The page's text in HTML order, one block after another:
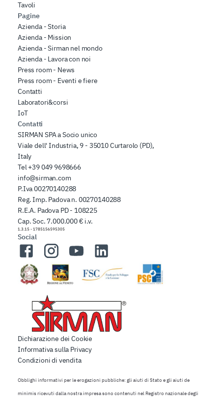
Tavoli
Pagine
Azienda - Storia
Azienda - Mission
Azienda - Sirman nel mondo
Azienda - Lavora con noi
Press room - News
Press room - Eventi e fiere
Contatti
Laboratori&corsi
IoT
Contatti
SIRMAN SPA a Socio unico
Viale dell' Industria, 9 - 35010 Curtarolo (PD),
Italy
Tel+39 049 9698666
info@sirman.com
P.Iva 00270140288
Reg. Imp. Padova n. 00270140288
R.E.A. Padova PD - 108225
Cap. Soc. 7.000.000 € i.v.
1.3.15 - 1785156595305
Social
FacebookInstagramYouTubeLinkedIn
Dichiarazione dei Cookie
Informativa sulla Privacy
Condizioni di vendita
Obblighi informativi per le erogazioni pubbliche: gli aiuti di Stato e gli aiuti de
minimis ricevuti dalla nostra impresa sono contenuti nel Registro nazionale degli